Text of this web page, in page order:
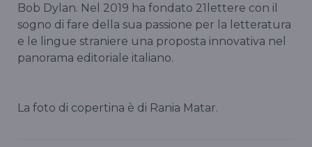
Bob Dylan. Nel 2019 ha fondato 21lettere con il
sogno di fare della sua passione per la letteratura
e le lingue straniere una proposta innovativa nel
panorama editoriale italiano.
La foto di copertina è di Rania Matar.